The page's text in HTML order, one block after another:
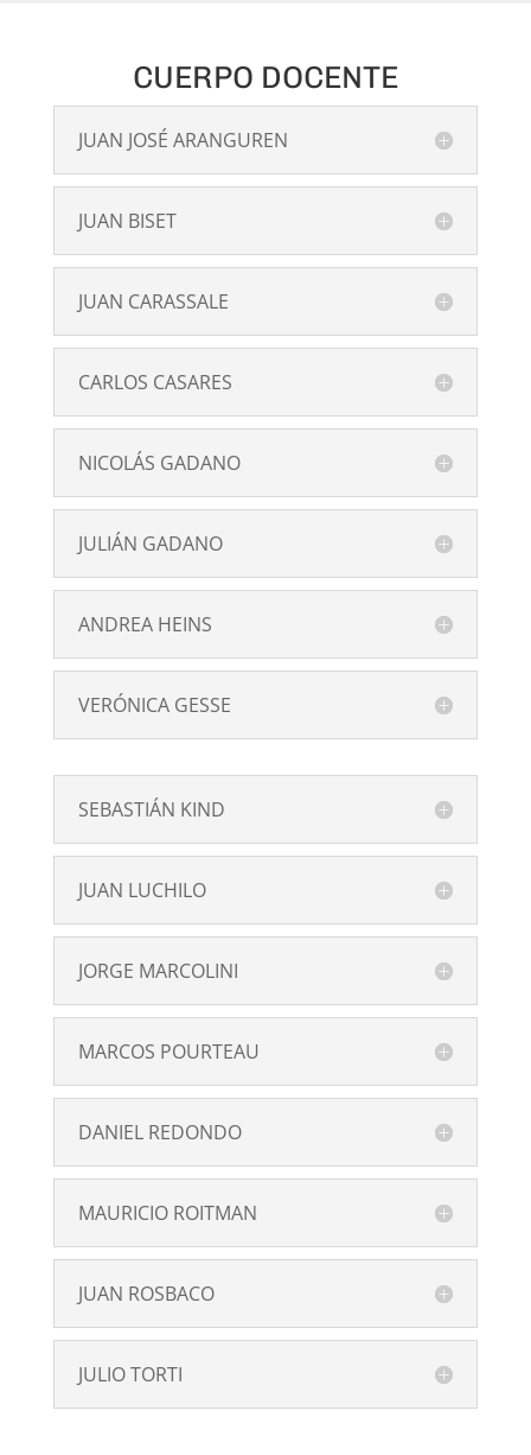
CUERPO DOCENTE
JUAN JOSÉ ARANGUREN
JUAN BISET
JUAN CARASSALE
CARLOS CASARES
NICOLÁS GADANO
JULIÁN GADANO
ANDREA HEINS
VERÓNICA GESSE
SEBASTIÁN KIND
JUAN LUCHILO
JORGE MARCOLINI
MARCOS POURTEAU
DANIEL REDONDO
MAURICIO ROITMAN
JUAN ROSBACO
JULIO TORTI